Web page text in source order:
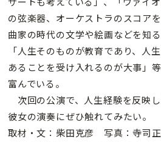
の弦楽器、オーケストラのスコア
曲家の時代の文学や絵画などを知
「人生そのものが教育であり、人
あることを受け入れるのが大事」
富んでいる。
次回の公演で、人生経験を反映
彼女の演奏にぜひ触れてみたい。
取材・文：柴田克彦 写真：寺司